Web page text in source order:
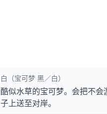
白（宝可梦 黑／白）
酷似水草的宝可梦。会把不会
子上送至对岸。